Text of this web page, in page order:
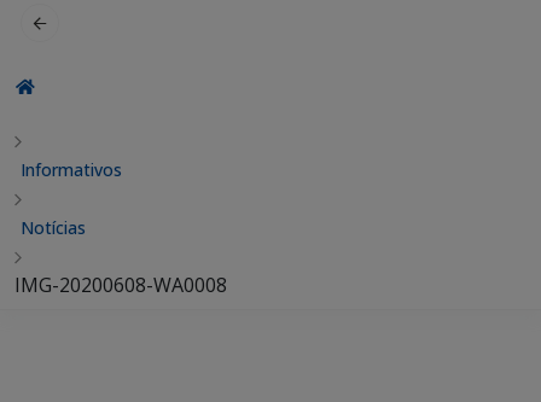
Informativos
Notícias
IMG-20200608-WA0008